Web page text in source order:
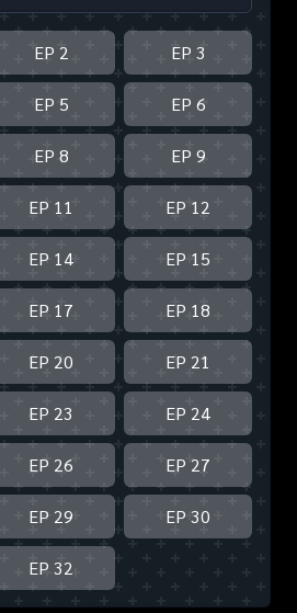
EP 2 EP 3
EP 5 EP 6
EP 8 EP 9
EP 11 EP 12
EP 14 EP 15
EP 17 EP 18
EP 20 EP 21
EP 23 EP 24
EP 26 EP 27
EP 29 EP 30
EP 32